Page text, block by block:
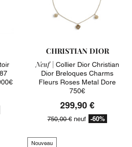
CHRISTIAN DIOR
Neuf | Collier Dior Christian
Dior Breloques Charms
Fleurs Roses Metal Dore
750€
299,90 €
750,00 € neuf -60%
Nouveau